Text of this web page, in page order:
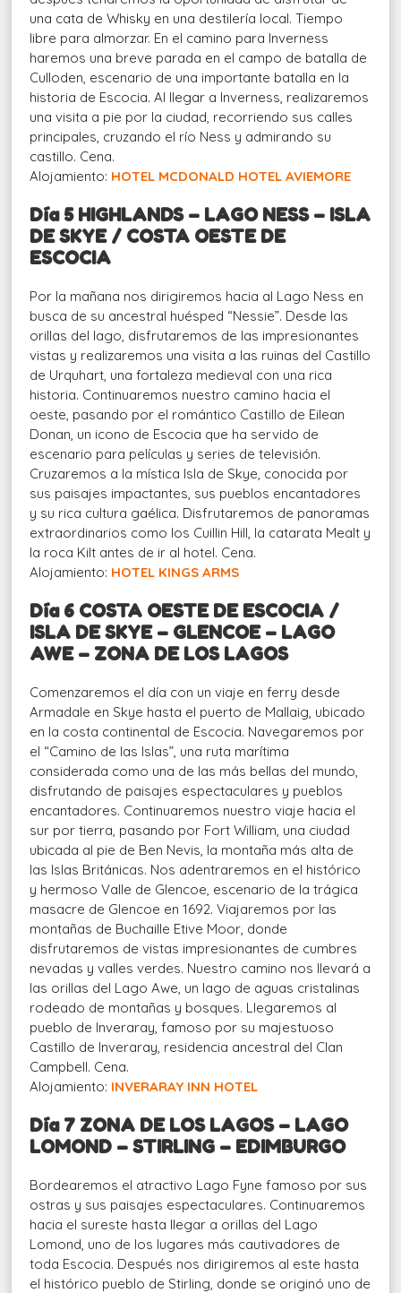
una cata de Whisky en una destilería local. Tiempo
libre para almorzar. En el camino para Inverness
haremos una breve parada en el campo de batalla de
Culloden, escenario de una importante batalla en la
historia de Escocia. Al llegar a Inverness, realizaremos
una visita a pie por la ciudad, recorriendo sus calles
principales, cruzando el río Ness y admirando su
castillo. Cena.
Alojamiento: HOTEL MCDONALD HOTEL AVIEMORE
Día 5 HIGHLANDS – LAGO NESS – ISLA
DE SKYE / COSTA OESTE DE
ESCOCIA
Por la mañana nos dirigiremos hacia al Lago Ness en
busca de su ancestral huésped “Nessie”. Desde las
orillas del lago, disfrutaremos de las impresionantes
vistas y realizaremos una visita a las ruinas del Castillo
de Urquhart, una fortaleza medieval con una rica
historia. Continuaremos nuestro camino hacia el
oeste, pasando por el romántico Castillo de Eilean
Donan, un icono de Escocia que ha servido de
escenario para películas y series de televisión.
Cruzaremos a la mística Isla de Skye, conocida por
sus paisajes impactantes, sus pueblos encantadores
y su rica cultura gaélica. Disfrutaremos de panoramas
extraordinarios como los Cuillin Hill, la catarata Mealt y
la roca Kilt antes de ir al hotel. Cena.
Alojamiento: HOTEL KINGS ARMS
Día 6 COSTA OESTE DE ESCOCIA /
ISLA DE SKYE – GLENCOE – LAGO
AWE – ZONA DE LOS LAGOS
Comenzaremos el día con un viaje en ferry desde
Armadale en Skye hasta el puerto de Mallaig, ubicado
en la costa continental de Escocia. Navegaremos por
el “Camino de las Islas”, una ruta marítima
considerada como una de las más bellas del mundo,
disfrutando de paisajes espectaculares y pueblos
encantadores. Continuaremos nuestro viaje hacia el
sur por tierra, pasando por Fort William, una ciudad
ubicada al pie de Ben Nevis, la montaña más alta de
las Islas Británicas. Nos adentraremos en el histórico
y hermoso Valle de Glencoe, escenario de la trágica
masacre de Glencoe en 1692. Viajaremos por las
montañas de Buchaille Etive Moor, donde
disfrutaremos de vistas impresionantes de cumbres
nevadas y valles verdes. Nuestro camino nos llevará a
las orillas del Lago Awe, un lago de aguas cristalinas
rodeado de montañas y bosques. Llegaremos al
pueblo de Inveraray, famoso por su majestuoso
Castillo de Inveraray, residencia ancestral del Clan
Campbell. Cena.
Alojamiento: INVERARAY INN HOTEL
Día 7 ZONA DE LOS LAGOS – LAGO
LOMOND – STIRLING – EDIMBURGO
Bordearemos el atractivo Lago Fyne famoso por sus
ostras y sus paisajes espectaculares. Continuaremos
hacia el sureste hasta llegar a orillas del Lago
Lomond, uno de los lugares más cautivadores de
toda Escocia. Después nos dirigiremos al este hasta
el histórico pueblo de Stirling, donde se originó uno de